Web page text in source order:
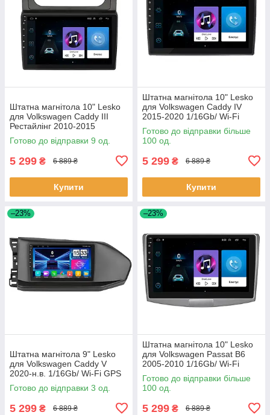
Штатна магнітола 10" Lesko
для Volkswagen Caddy III
Рестайлінг 2010-2015
1/16Gb/ Wi-Fi GPS Optima
Вольксв 9 шт.
Готово до відправки 9 од.
5 299 ₴ 6 889 ₴
Купити
Штатна магнітола 10" Lesko
для Volkswagen Caddy IV
2015-2020 1/16Gb/ Wi-Fi
Optima Вольксваген шт.
Готово до відправки більше
100 од.
5 299 ₴ 6 889 ₴
Купити
–23%
Штатна магнітола 9" Lesko
для Volkswagen Caddy V
2020-н.в. 1/16Gb/ Wi-Fi GPS
Optima Вольксваген 3 шт.
Готово до відправки 3 од.
5 299 ₴ 6 889 ₴
–23%
Штатна магнітола 10" Lesko
для Volkswagen Passat B6
2005-2010 1/16Gb/ Wi-Fi
Optima Вольксваген шт.
Готово до відправки більше
100 од.
5 299 ₴ 6 889 ₴